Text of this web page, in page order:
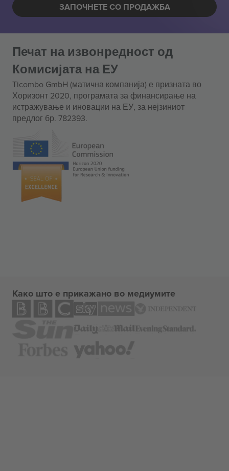
ЗАПОЧНЕТЕ СО ПРОДАЖБА
Печат на извонредност од
Комисијата на ЕУ
Ticombo GmbH (матична компанија) е призната во
Хоризонт 2020, програмата за финансирање на
истражување и иновации на ЕУ, за нејзиниот
предлог бр. 782393.
Како што е прикажано во медиумите